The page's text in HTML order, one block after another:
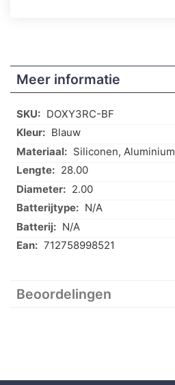
Meer informatie
Meer
informatie
DOXY3RC-BF
Blauw
Siliconen, Aluminium
28.00
2.00
N/A
N/A
712758998521
Beoordelingen